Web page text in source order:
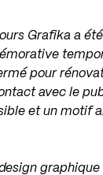
Grafika a
pour
avec le
et un motif